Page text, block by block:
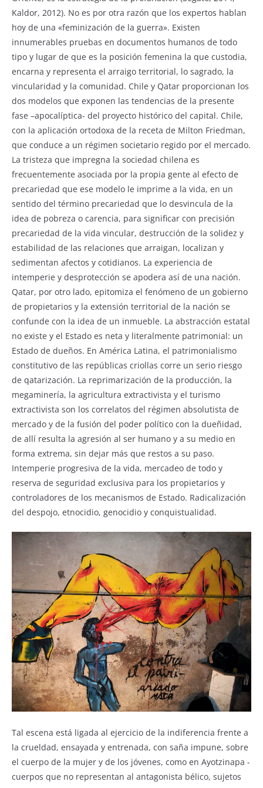
Kaldor, 2012). No es por otra razón que los expertos hablan
hoy de una «feminización de la guerra». Existen
innumerables pruebas en documentos humanos de todo
tipo y lugar de que es la posición femenina la que custodia,
encarna y representa el arraigo territorial, lo sagrado, la
vincularidad y la comunidad. Chile y Qatar proporcionan los
dos modelos que exponen las tendencias de la presente
fase –apocalíptica- del proyecto histórico del capital. Chile,
con la aplicación ortodoxa de la receta de Milton Friedman,
que conduce a un régimen societario regido por el mercado.
La tristeza que impregna la sociedad chilena es
frecuentemente asociada por la propia gente al efecto de
precariedad que ese modelo le imprime a la vida, en un
sentido del término precariedad que lo desvincula de la
idea de pobreza o carencia, para significar con precisión
precariedad de la vida vincular, destrucción de la solidez y
estabilidad de las relaciones que arraigan, localizan y
sedimentan afectos y cotidianos. La experiencia de
intemperie y desprotección se apodera así de una nación.
Qatar, por otro lado, epitomiza el fenómeno de un gobierno
de propietarios y la extensión territorial de la nación se
confunde con la idea de un inmueble. La abstracción estatal
no existe y el Estado es neta y literalmente patrimonial: un
Estado de dueños. En América Latina, el patrimonialismo
constitutivo de las repúblicas criollas corre un serio riesgo
de qatarización. La reprimarización de la producción, la
megaminería, la agricultura extractivista y el turismo
extractivista son los correlatos del régimen absolutista de
mercado y de la fusión del poder político con la dueñidad,
de allí resulta la agresión al ser humano y a su medio en
forma extrema, sin dejar más que restos a su paso.
Intemperie progresiva de la vida, mercadeo de todo y
reserva de seguridad exclusiva para los propietarios y
controladores de los mecanismos de Estado. Radicalización
del despojo, etnocidio, genocidio y conquistualidad.
Tal escena está ligada al ejercicio de la indiferencia frente a
la crueldad, ensayada y entrenada, con saña impune, sobre
el cuerpo de la mujer y de los jóvenes, como en Ayotzinapa -
cuerpos que no representan al antagonista bélico, sujetos